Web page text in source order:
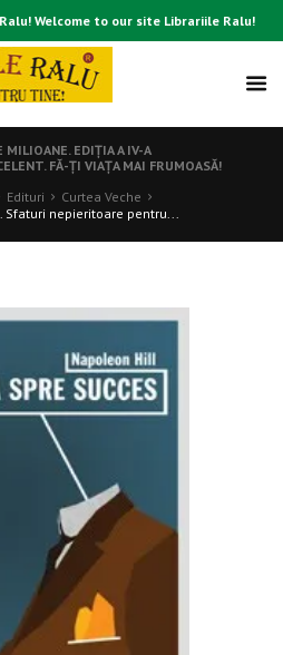
Welcome to our site Librariile Ralu!
MILIOANE. EDIŢIA A IV-A
FĂ-ŢI VIAŢA MAI FRUMOASĂ!
Edituri
Curtea Veche
Sfaturi nepieritoare pentru...